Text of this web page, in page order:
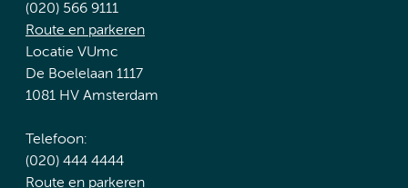
(020) 566 9111
Route en parkeren
Locatie VUmc
De Boelelaan 1117
1081 HV Amsterdam
Telefoon:
(020) 444 4444
Route en parkeren